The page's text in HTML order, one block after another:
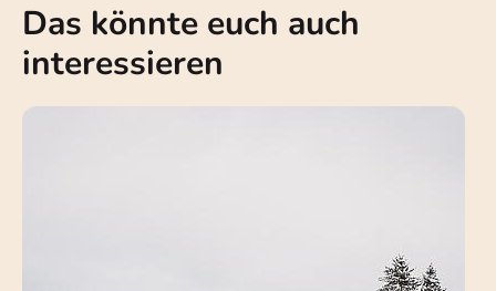
Das könnte euch auch
interessieren